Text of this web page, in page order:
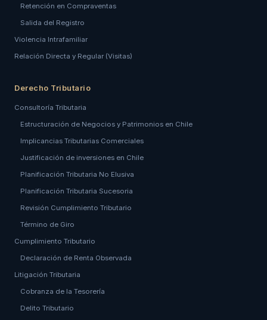
Retención en Compraventas
Salida del Registro
Violencia Intrafamiliar
Relación Directa y Regular (Visitas)
Derecho Tributario
Consultoría Tributaria
Estructuración de Negocios y Patrimonios en Chile
Implicancias Tributarias Comerciales
Justificación de inversiones en Chile
Planificación Tributaria No Elusiva
Planificación Tributaria Sucesoria
Revisión Cumplimiento Tributario
Término de Giro
Cumplimiento Tributario
Declaración de Renta Observada
Litigación Tributaria
Cobranza de la Tesorería
Delito Tributario